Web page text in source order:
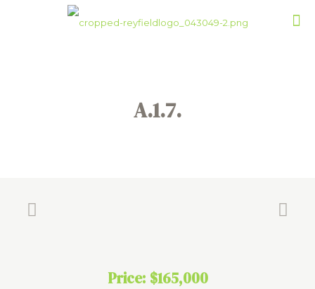
A.1.7.
Price: $165,000